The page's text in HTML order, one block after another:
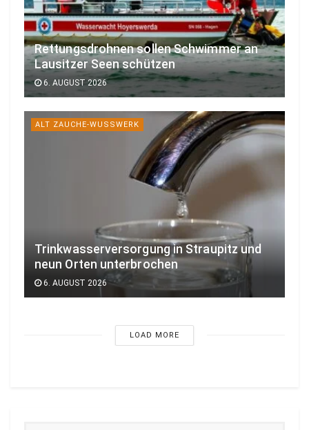
Rettungsdrohnen sollen Schwimmer an
Lausitzer Seen schützen
6. AUGUST 2026
ALT ZAUCHE-WUSSWERK
Trinkwasserversorgung in Straupitz und
neun Orten unterbrochen
6. AUGUST 2026
LOAD MORE